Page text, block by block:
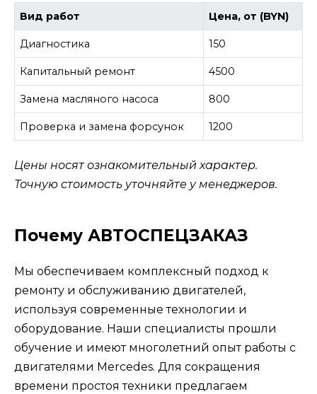
Вид работ Цена, от (BYN)
Диагностика 150
Капитальный ремонт 4500
Замена масляного насоса 800
Проверка и замена форсунок 1200
Цены носят ознакомительный характер.
Точную стоимость уточняйте у менеджеров.
Почему АВТОСПЕЦЗАКАЗ
Мы обеспечиваем комплексный подход к
ремонту и обслуживанию двигателей,
используя современные технологии и
оборудование. Наши специалисты прошли
обучение и имеют многолетний опыт работы с
двигателями Mercedes. Для сокращения
времени простоя техники предлагаем